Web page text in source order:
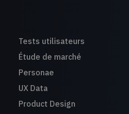
Tests utilisateurs
Étude de marché
Personae
UX Data
Product Design